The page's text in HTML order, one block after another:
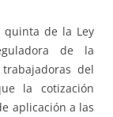
quinta de la Ley
de la
del
la cotización
aplicación a las